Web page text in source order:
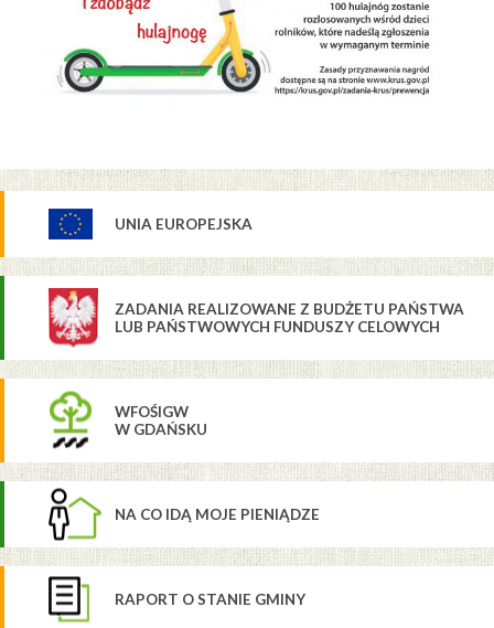
UNIA EUROPEJSKA
ZADANIA REALIZOWANE Z BUDŻETU PAŃSTWA
LUB PAŃSTWOWYCH FUNDUSZY CELOWYCH
WFOŚIGW
W GDAŃSKU
NA CO IDĄ MOJE PIENIĄDZE
RAPORT O STANIE GMINY